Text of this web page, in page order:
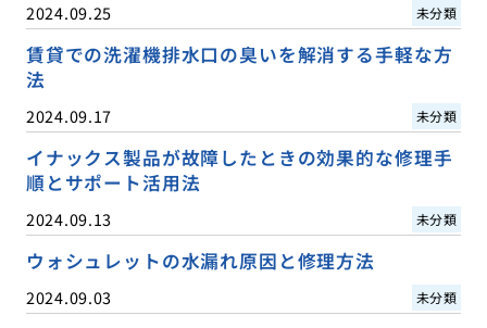
2024.09.25 未分類
賃貸での洗濯機排水口の臭いを解消する手軽な方
法
2024.09.17 未分類
イナックス製品が故障したときの効果的な修理手
順とサポート活用法
2024.09.13 未分類
ウォシュレットの水漏れ原因と修理方法
2024.09.03 未分類